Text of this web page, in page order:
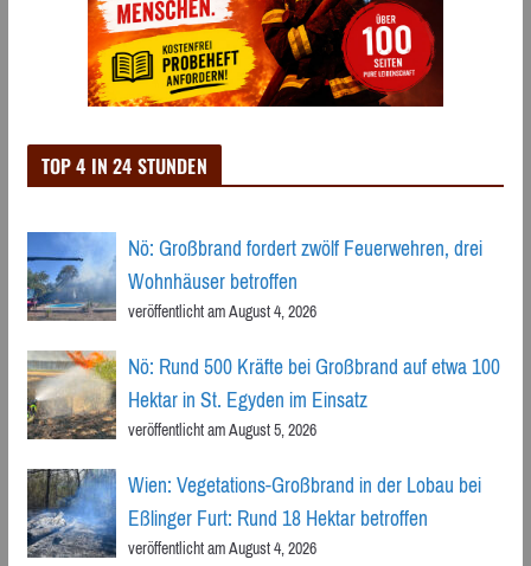
TOP 4 IN 24 STUNDEN
Nö: Großbrand fordert zwölf Feuerwehren, drei
Wohnhäuser betroffen
veröffentlicht am August 4, 2026
Nö: Rund 500 Kräfte bei Großbrand auf etwa 100
Hektar in St. Egyden im Einsatz
veröffentlicht am August 5, 2026
Wien: Vegetations-Großbrand in der Lobau bei
Eßlinger Furt: Rund 18 Hektar betroffen
veröffentlicht am August 4, 2026